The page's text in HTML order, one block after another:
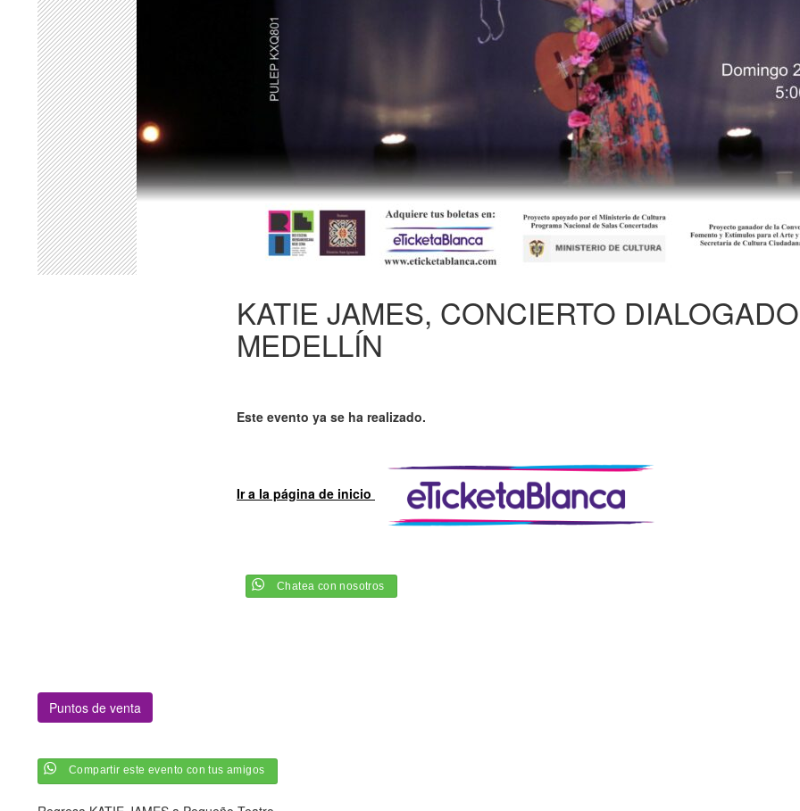
KATIE JAMES, CONCIERTO
MEDELLÍN
Este evento ya se ha realizado.
Ir a la página de inicio
Chatea con nosotros
Puntos de venta
Compartir este evento con tus amigos